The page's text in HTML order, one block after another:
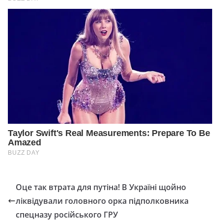
Оце так втрата для путіна! В Україні щойно
ліквідували головного орка підполковника
спецназу російського ГРУ